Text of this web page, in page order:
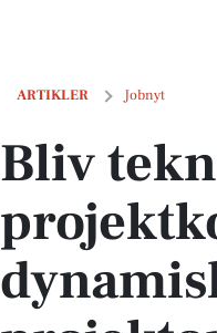
ARTIKLER Jobnyt
Bliv teknisk
Bliv